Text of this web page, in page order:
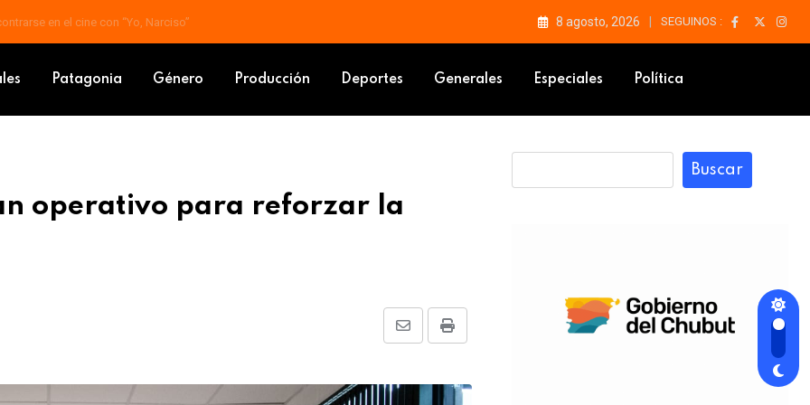
en el cine con “Yo, Narciso” 8 agosto, 2026 SEGUINOS :
Patagonia Género Producción Deportes Generales Especiales Política
operativo para reforzar la
Print
Share
Email
Buscar